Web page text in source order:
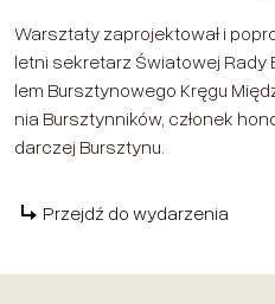
Warsztaty zaprojektował i
letni sekre­tarz Świa­to­wej
lem Bursz­ty­no­wego Kręgu
nia Bursz­tyn­ni­ków, członek
dar­czej Bursz­tynu.
Przejdź do wydarzenia